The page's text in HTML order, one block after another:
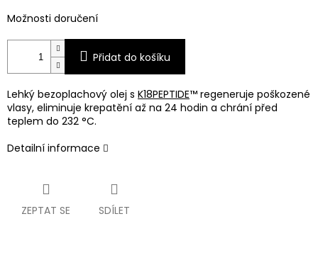
Možnosti doručení
Přidat do košíku
Lehký bezoplachový olej s K18PEPTIDE™ regeneruje poškozené
vlasy, eliminuje krepatění až na 24 hodin a chrání před
teplem do 232 °C.
Detailní informace
ZEPTAT SE SDÍLET